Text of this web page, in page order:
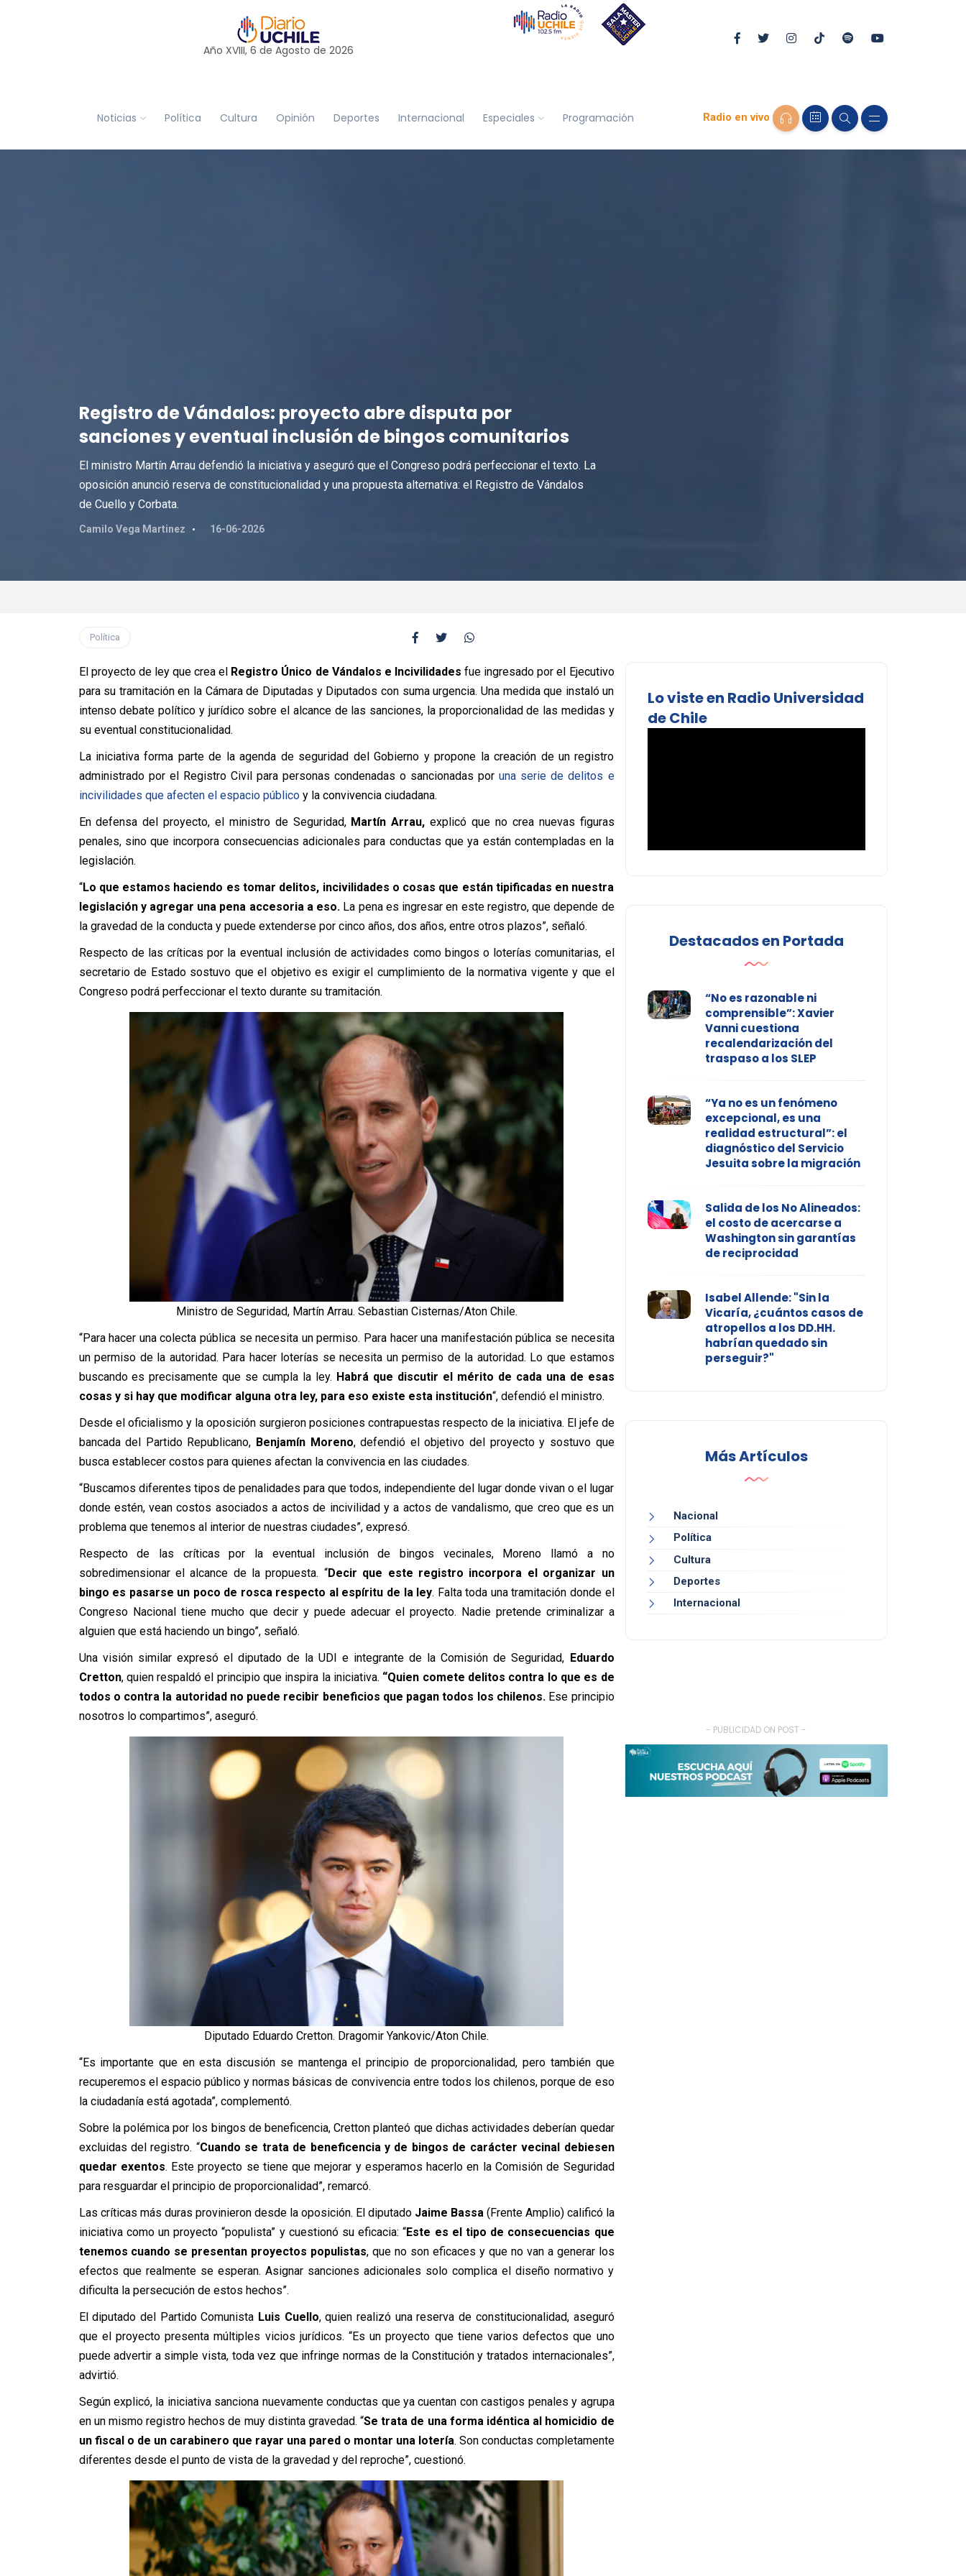
Año XVIII, 6 de Agosto de 2026
Noticias Política Cultura Opinión Deportes Internacional Especiales Programación Radio en vivo
Registro de Vándalos: proyecto abre disputa por
sanciones y eventual inclusión de bingos comunitarios
El ministro Martín Arrau defendió la iniciativa y aseguró que el Congreso podrá perfeccionar el texto. La
oposición anunció reserva de constitucionalidad y una propuesta alternativa: el Registro de Vándalos
de Cuello y Corbata.
Camilo Vega Martinez 16-06-2026
Política
El proyecto de ley que crea el Registro Único de Vándalos e Incivilidades fue ingresado por el Ejecutivo
para su tramitación en la Cámara de Diputadas y Diputados con suma urgencia. Una medida que instaló un
intenso debate político y jurídico sobre el alcance de las sanciones, la proporcionalidad de las medidas y
su eventual constitucionalidad.
La iniciativa forma parte de la agenda de seguridad del Gobierno y propone la creación de un registro
administrado por el Registro Civil para personas condenadas o sancionadas poruna serie de delitos e
incivilidades que afecten el espacio públicoy la convivencia ciudadana.
En defensa del proyecto, el ministro de Seguridad, Martín Arrau, explicó que no crea nuevas figuras
penales, sino que incorpora consecuencias adicionales para conductas que ya están contempladas en la
legislación.
“Lo que estamos haciendo es tomar delitos, incivilidades o cosas que están tipificadas en nuestra
legislación y agregar una pena accesoria a eso. La pena es ingresar en este registro, que depende de
la gravedad de la conducta y puede extenderse por cinco años, dos años, entre otros plazos”, señaló.
Respecto de las críticas por la eventual inclusión de actividades como bingos o loterías comunitarias, el
secretario de Estado sostuvo que el objetivo es exigir el cumplimiento de la normativa vigente y que el
Congreso podrá perfeccionar el texto durante su tramitación.
Ministro de Seguridad, Martín Arrau. Sebastian Cisternas/Aton Chile.
“Para hacer una colecta pública se necesita un permiso. Para hacer una manifestación pública se necesita
un permiso de la autoridad. Para hacer loterías se necesita un permiso de la autoridad. Lo que estamos
buscando es precisamente que se cumpla la ley. Habrá que discutir el mérito de cada una de esas
cosas y si hay que modificar alguna otra ley, para eso existe esta institución“, defendió el ministro.
Desde el oficialismo y la oposición surgieron posiciones contrapuestas respecto de la iniciativa. El jefe de
bancada del Partido Republicano, Benjamín Moreno, defendió el objetivo del proyecto y sostuvo que
busca establecer costos para quienes afectan la convivencia en las ciudades.
“Buscamos diferentes tipos de penalidades para que todos, independiente del lugar donde vivan o el lugar
donde estén, vean costos asociados a actos de incivilidad y a actos de vandalismo, que creo que es un
problema que tenemos al interior de nuestras ciudades”, expresó.
Respecto de las críticas por la eventual inclusión de bingos vecinales, Moreno llamó a no
sobredimensionar el alcance de la propuesta. “Decir que este registro incorpora el organizar un
bingo es pasarse un poco de rosca respecto al espíritu de la ley. Falta toda una tramitación donde el
Congreso Nacional tiene mucho que decir y puede adecuar el proyecto. Nadie pretende criminalizar a
alguien que está haciendo un bingo”, señaló.
Una visión similar expresó el diputado de la UDI e integrante de la Comisión de Seguridad, Eduardo
Cretton, quien respaldó el principio que inspira la iniciativa. “Quien comete delitos contra lo que es de
todos o contra la autoridad no puede recibir beneficios que pagan todos los chilenos.Ese principio
nosotros lo compartimos”, aseguró.
Diputado Eduardo Cretton. Dragomir Yankovic/Aton Chile.
“Es importante que en esta discusión se mantenga el principio de proporcionalidad, pero también que
recuperemos el espacio público y normas básicas de convivencia entre todos los chilenos, porque de eso
la ciudadanía está agotada”, complementó.
Sobre la polémica por los bingos de beneficencia, Cretton planteó que dichas actividades deberían quedar
excluidas del registro. “Cuando se trata de beneficencia y de bingos de carácter vecinal debiesen
quedar exentos. Este proyecto se tiene que mejorar y esperamos hacerlo en la Comisión de Seguridad
para resguardar el principio de proporcionalidad”, remarcó.
Las críticas más duras provinieron desde la oposición. El diputado Jaime Bassa (Frente Amplio) calificó la
iniciativa como un proyecto “populista” y cuestionó su eficacia: “Este es el tipo de consecuencias que
tenemos cuando se presentan proyectos populistas, que no son eficaces y que no van a generar los
efectos que realmente se esperan. Asignar sanciones adicionales solo complica el diseño normativo y
dificulta la persecución de estos hechos”.
El diputado del Partido Comunista Luis Cuello, quien realizó una reserva de constitucionalidad, aseguró
que el proyecto presenta múltiples vicios jurídicos. “Es un proyecto que tiene varios defectos que uno
puede advertir a simple vista, toda vez que infringe normas de la Constitución y tratados internacionales”,
advirtió.
Según explicó, la iniciativa sanciona nuevamente conductas que ya cuentan con castigos penales y agrupa
en un mismo registro hechos de muy distinta gravedad. “Se trata de una forma idéntica al homicidio de
un fiscal o de un carabinero que rayar una pared o montar una lotería. Son conductas completamente
diferentes desde el punto de vista de la gravedad y del reproche”, cuestionó.
Lo viste en Radio Universidad
de Chile
Destacados en Portada
“No es razonable ni
comprensible”: Xavier
Vanni cuestiona
recalendarización del
traspaso a los SLEP
“Ya no es un fenómeno
excepcional, es una
realidad estructural”: el
diagnóstico del Servicio
Jesuita sobre la migración
Salida de los No Alineados:
el costo de acercarse a
Washington sin garantías
de reciprocidad
Isabel Allende: "Sin la
Vicaría, ¿cuántos casos de
atropellos a los DD.HH.
habrían quedado sin
perseguir?"
Más Artículos
Nacional
Política
Cultura
Deportes
Internacional
- PUBLICIDAD ON POST -